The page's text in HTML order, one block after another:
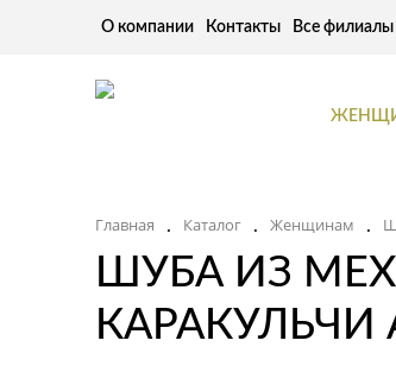
О компании Контакты Все филиалы
Главная . Каталог . Женщинам .
ШУБА ИЗ
КАРАКУЛЬЧИ